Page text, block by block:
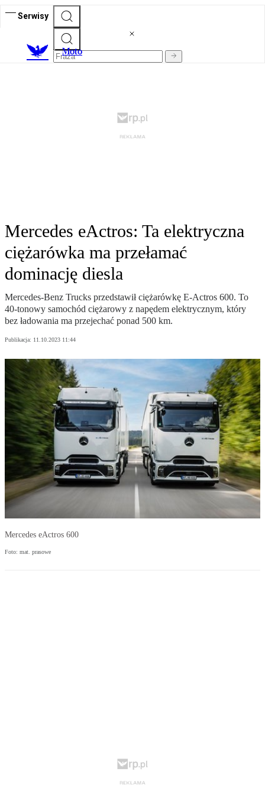
Serwisy
Moto
Mercedes eActros: Ta elektryczna
ciężarówka ma przełamać
dominację diesla
Mercedes-Benz Trucks przedstawił ciężarówkę E-Actros 600. To
40-tonowy samochód ciężarowy z napędem elektrycznym, który
bez ładowania ma przejechać ponad 500 km.
Publikacja: 11.10.2023 11:44
Mercedes eActros 600
Foto: mat. prasowe